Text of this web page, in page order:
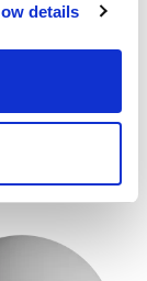
details
dei
di colore